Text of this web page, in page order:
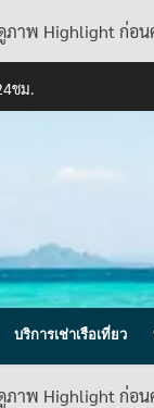
าพ Highlight ก่อ
ชม.
บริการเช่าเรือเที่ยว
าพ Highlight ก่อ